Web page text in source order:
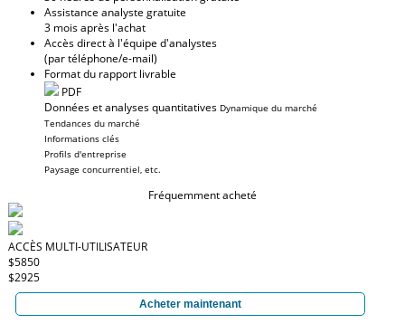
Assistance analyste gratuite
3 mois après l'achat
Accès direct à l'équipe d'analystes
(par téléphone/e-mail)
Format du rapport livrable
PDF
Données et analyses quantitatives Dynamique du marché
Tendances du marché
Informations clés
Profils d'entreprise
Paysage concurrentiel, etc.
Fréquemment acheté
ACCÈS MULTI-UTILISATEUR
$5850
$2925
Acheter maintenant